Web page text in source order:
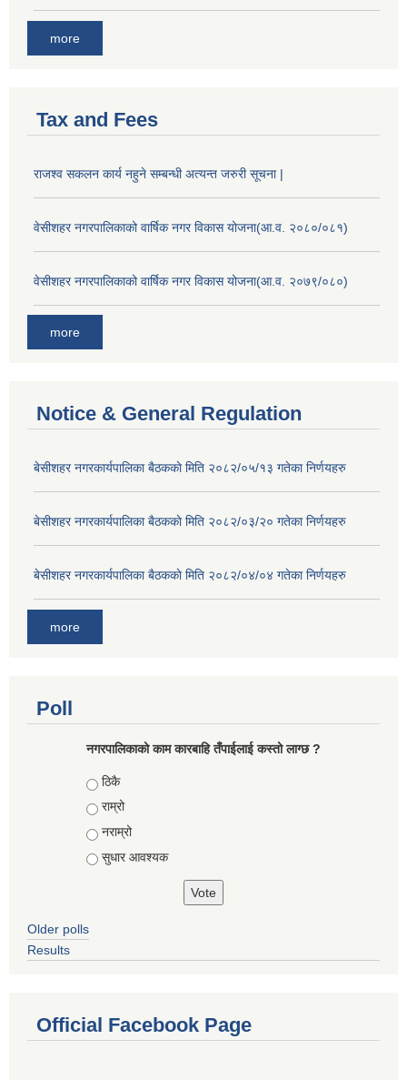
more
Tax and Fees
राजश्व सकलन कार्य नहुने सम्बन्धी अत्यन्त जरुरी सूचना |
वेसीशहर नगरपालिकाको वार्षिक नगर विकास योजना(आ.व. २०८०/०८१)
वेसीशहर नगरपालिकाको वार्षिक नगर विकास योजना(आ.व. २०७९/०८०)
more
Notice & General Regulation
बे‍‍सीशहर नगरकार्यपालिका बैठककाे मिति २०८२/०५/१३ गतेका निर्णयहरु
बे‍‍सीशहर नगरकार्यपालिका बैठककाे मिति २०८२/०३/२० गतेका निर्णयहरु
बे‍‍सीशहर नगरकार्यपालिका बैठककाे मिति २०८२/०४/०४ गतेका निर्णयहरु
more
Poll
नगरपालिकाको काम कारबाहि तँपाईलाई कस्तो लाग्छ ?
Choices
ठिकै
राम्रो
नराम्रो
सुधार आवश्यक
Older polls
Results
Official Facebook Page